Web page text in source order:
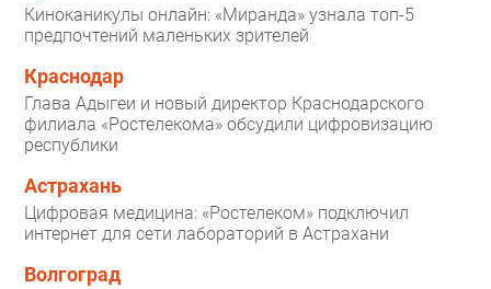
Киноканикулы онлайн: «Миранда» узнала топ-5
предпочтений маленьких зрителей
Краснодар
Глава Адыгеи и новый директор Краснодарского
филиала «Ростелекома» обсудили цифровизацию
республики
Астрахань
Цифровая медицина: «Ростелеком» подключил
интернет для сети лабораторий в Астрахани
Волгоград